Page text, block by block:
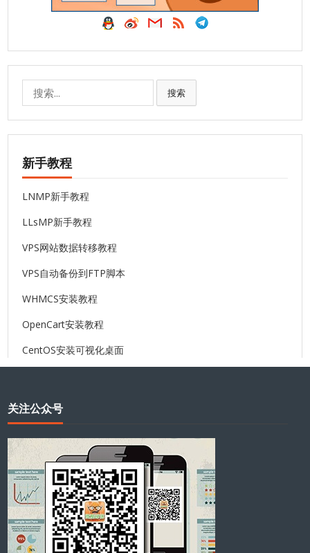
搜索
新手教程
LNMP新手教程
LLsMP新手教程
VPS网站数据转移教程
VPS自动备份到FTP脚本
WHMCS安装教程
OpenCart安装教程
CentOS安装可视化桌面
关注公众号